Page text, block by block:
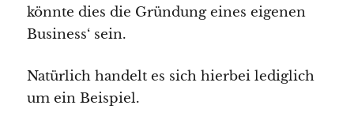
könnte dies die Gründung eines eigenen
Business‘ sein.
Natürlich handelt es sich hierbei lediglich
um ein Beispiel.